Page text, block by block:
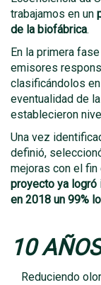
trabajamos en un
de la biofábrica.
En la primera
emisores
clasificándolos
eventualidad de
establecieron
Una vez
definió,
mejoras con el
proyecto ya logró
en 2018 un 99%
10 AÑOS
Reduciendo